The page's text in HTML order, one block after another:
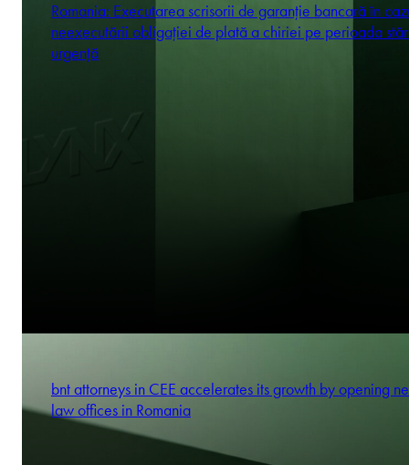
Romania: Executarea scrisorii de garanție bancară în
neexecutării obligației de plată a chiriei pe perioada
urgență
bnt attorneys in CEE accelerates its growth by opening
law offices in Romania